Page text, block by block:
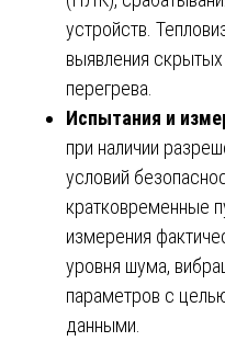
устройств.
выявления
перегрева.
Испытания и
при наличии
условий
кратковременные
измерения
уровня шума,
параметров с
данными.